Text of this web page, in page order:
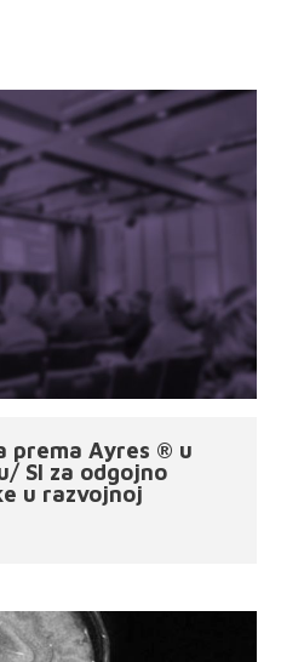
prema Ayres ® u
SI za odgojno
u razvojnoj